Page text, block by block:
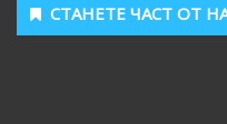
СТАНЕТЕ ЧАСТ ОТ